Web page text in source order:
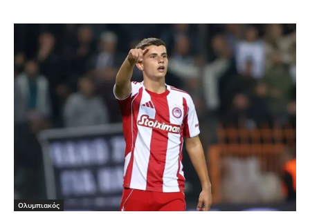
Ολυμπιακός